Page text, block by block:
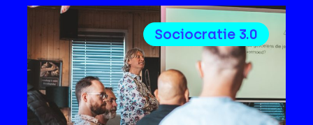
Sociocratie 3.0